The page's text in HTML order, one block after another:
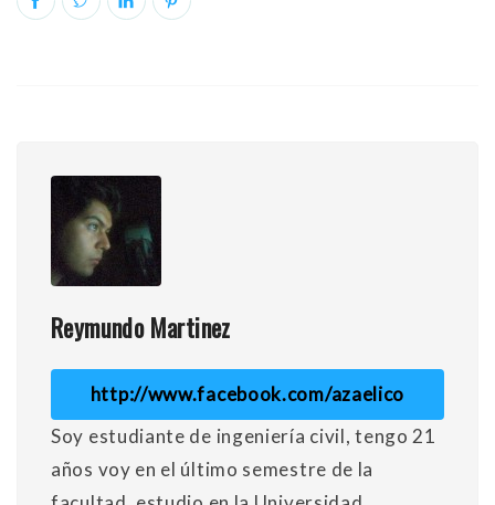
Reymundo Martinez
http://www.facebook.com/azaelico
Soy estudiante de ingeniería civil, tengo 21
años voy en el último semestre de la